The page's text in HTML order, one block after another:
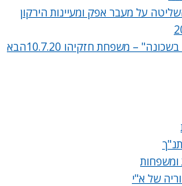
על מעבר אפק ומעיינות הירקון
– משפחת חזקיהו 10.7.20
הבא
ומשפחות
של א"י